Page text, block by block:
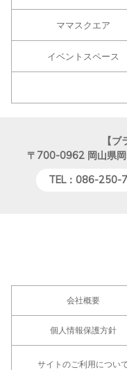
ママスクエア
イベントスペース
【
〒700-0962 岡山県
TEL：086-250-
会社概要
個人情報保護方針
サイトのご利用につい